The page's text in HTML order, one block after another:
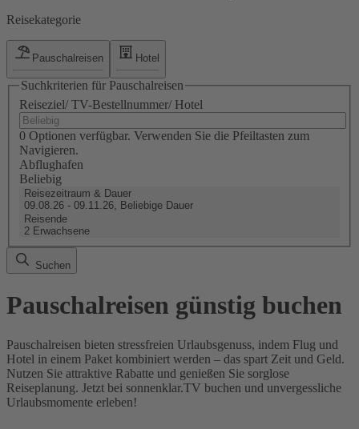
Reisekategorie
Pauschalreisen Hotel
Suchkriterien für Pauschalreisen
Reiseziel/ TV-Bestellnummer/ Hotel
0 Optionen verfügbar. Verwenden Sie die Pfeiltasten zum
Navigieren.
Abflughafen
Beliebig
Reisezeitraum & Dauer
09.08.26 - 09.11.26, Beliebige Dauer
Reisende
2 Erwachsene
Suchen
Pauschalreisen günstig buchen
Pauschalreisen bieten stressfreien Urlaubsgenuss, indem Flug und
Hotel in einem Paket kombiniert werden – das spart Zeit und Geld.
Nutzen Sie attraktive Rabatte und genießen Sie sorglose
Reiseplanung. Jetzt bei sonnenklar.TV buchen und unvergessliche
Urlaubsmomente erleben!